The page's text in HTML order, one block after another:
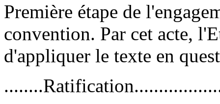
Première étape de
convention. Par cet acte,
d'appliquer le texte en